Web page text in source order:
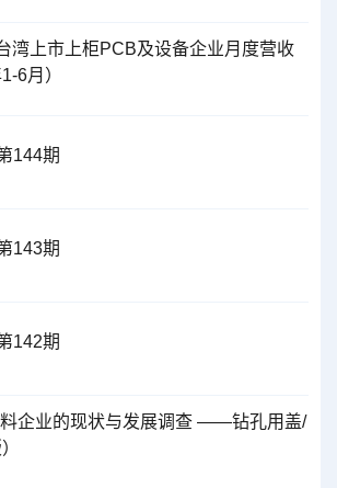
湾上市上柜PCB及设备企业月度营收
6月）
144期
143期
142期
企业的现状与发展调查 ——钻孔用盖/